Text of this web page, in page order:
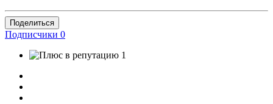
Поделиться
Подписчики 0
1